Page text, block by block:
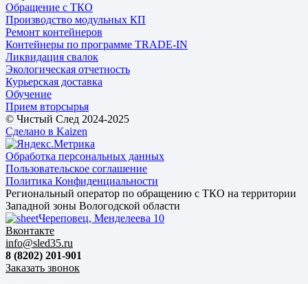
Обращение с ТКО
Производство модульных КП
Ремонт контейнеров
Контейнеры по программе TRADE-IN
Ликвидация свалок
Экологическая отчетность
Курьерская доставка
Обучение
Прием вторсырья
© Чистый След 2024-2025
Сделано в Kaizen
Обработка персональных данных
Пользовательское соглашение
Политика Конфиденциальности
Региональный оператор по обращению с ТКО на территории
Западной зоны Вологодской области
Череповец, Менделеева 10
Вконтакте
info@sled35.ru
8 (8202) 201-901
Заказать звонок